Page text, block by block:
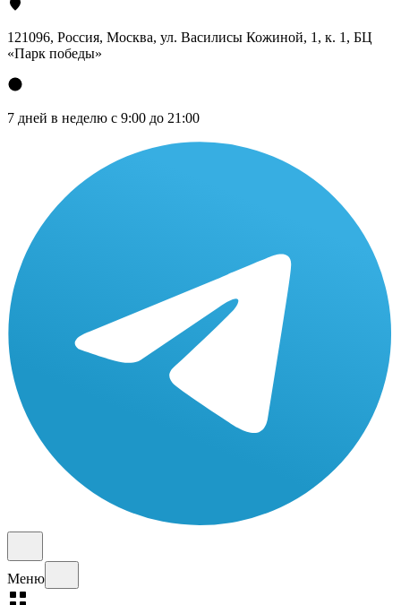
121096, Россия, Москва, ул. Василисы Кожиной, 1, к. 1, БЦ
«Парк победы»
7 дней в неделю с 9:00 до 21:00
Меню